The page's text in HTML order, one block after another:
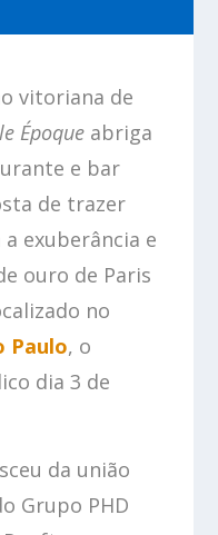
vitoriana de
Époque abriga
e bar
de trazer
exuberância e
ouro de Paris
no
Paulo, o
dia 3 de
da união
Grupo PHD